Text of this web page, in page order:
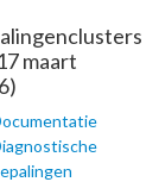
maart